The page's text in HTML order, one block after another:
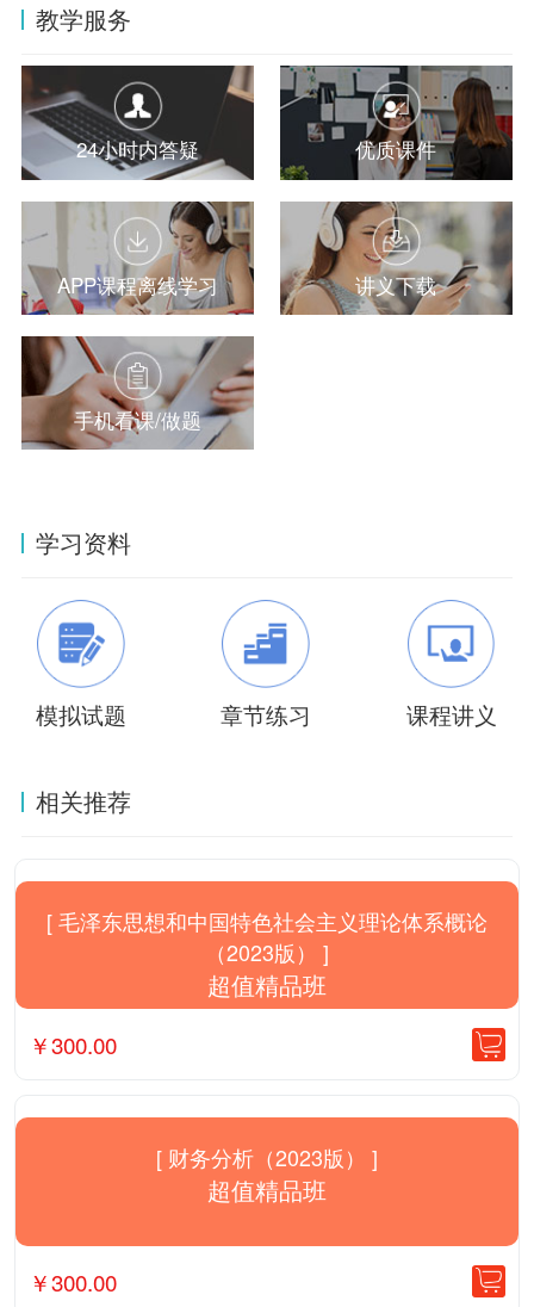
教学服务
24小时内答疑 优质课件
APP课程离线学习 讲义下载
手机看课/做题
学习资料
模拟试题 章节练习 课程讲义
相关推荐
[ 毛泽东思想和中国特色社会主义理论体系概论
（2023版） ]
超值精品班
￥300.00
[ 财务分析（2023版） ]
超值精品班
￥300.00